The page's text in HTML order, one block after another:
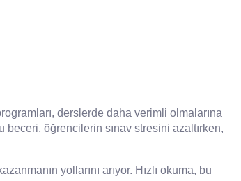
derslerde daha verimli olmalarına
beceri, öğrencilerin sınav stresini azaltırken,
yollarını arıyor. Hızlı okuma, bu